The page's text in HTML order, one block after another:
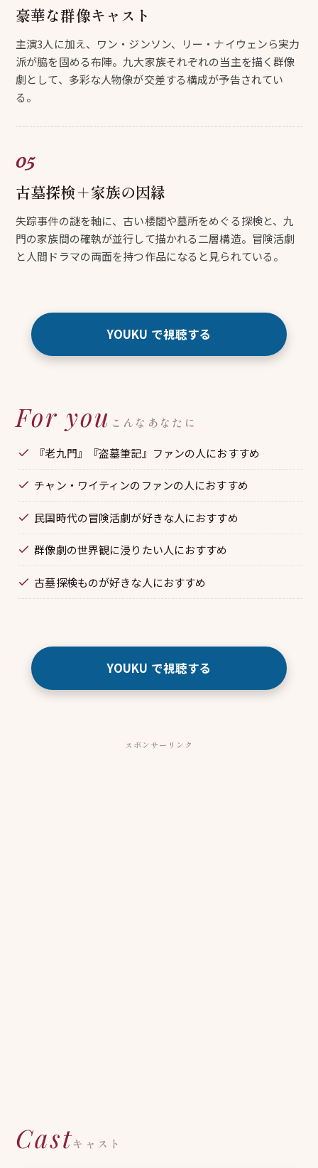
豪華な群像キャスト
主演3人に加え、ワン・ジンソン、リー・ナイウェンら実力
派が脇を固める布陣。九大家族それぞれの当主を描く群像
劇として、多彩な人物像が交差する構成が予告されてい
る。
古墓探検＋家族の因縁
失踪事件の謎を軸に、古い楼閣や墓所をめぐる探検と、九
門の家族間の確執が並行して描かれる二層構造。冒険活劇
と人間ドラマの両面を持つ作品になると見られている。
YOUKU で視聴する
For you こんなあなたに
『老九門』『盗墓筆記』ファンの人におすすめ
チャン・ワイティンのファンの人におすすめ
民国時代の冒険活劇が好きな人におすすめ
群像劇の世界観に浸りたい人におすすめ
古墓探検ものが好きな人におすすめ
YOUKU で視聴する
スポンサーリンク
Castキャスト